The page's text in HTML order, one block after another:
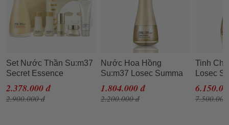
Set Nước Thần Su:m37
Secret Essence
Advanced 150ml - Giải
Quyết Mọi Vấn Đề Da
Tặng Kèm Set 5 Món
2.378.000 đ
2.900.000 đ
Nước Hoa Hồng
Su:m37 Losec Summa
Elixir Skin Softener - Hỗ
Trợ Tái Sinh Da & Cải
Thiện Nếp Nhăn
1.804.000 đ
2.200.000 đ
Tinh
Losec
Đêm
SUM37